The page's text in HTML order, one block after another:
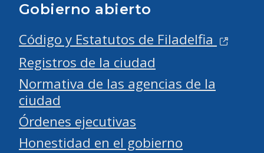
Gobierno abierto
Código y Estatutos de Filadelfia
Registros de la ciudad
Normativa de las agencias de la
ciudad
Órdenes ejecutivas
Honestidad en el gobierno